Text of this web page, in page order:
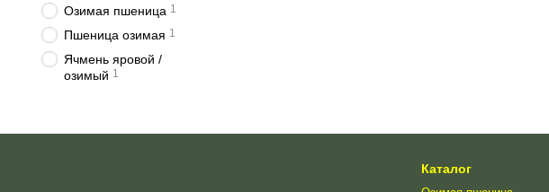
Озимая пшеница 1
Пшеница озимая 1
Ячмень яровой /
озимый 1
Каталог